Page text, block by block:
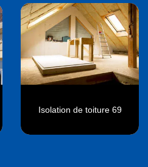
Isolation de toiture 69